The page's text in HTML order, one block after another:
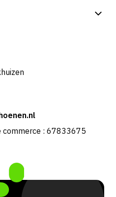
commerce : 67833675